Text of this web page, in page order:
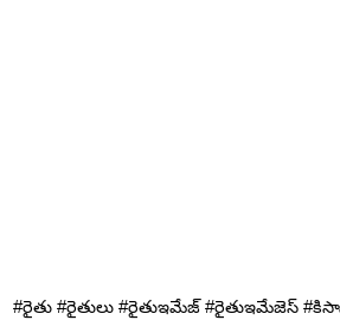
#రైతు #రైతులు #రైతుఇమేజ్ #రైతుఇమేజెస్